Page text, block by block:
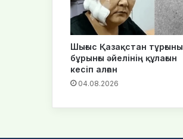
Шығыс Қазақстан тұрғыны
бұрынғы әйелінің құлағын
кесіп алған
04.08.2026